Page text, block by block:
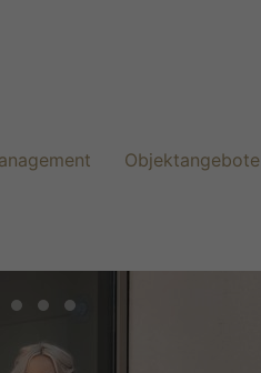
Objektangebote